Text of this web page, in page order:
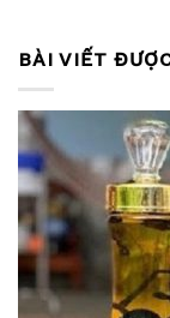
BÀI VIẾT